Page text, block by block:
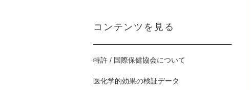
コンテンツを見る
特許 / 国際保健協会について
医化学的効果の検証データ